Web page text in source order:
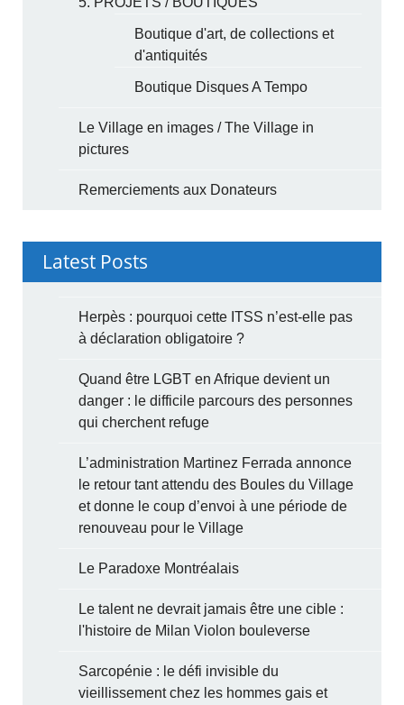
Boutique d'art, de collections et
d'antiquités
Boutique Disques A Tempo
Le Village en images / The Village in
pictures
Remerciements aux Donateurs
Latest Posts
Herpès : pourquoi cette ITSS n’est-elle pas
à déclaration obligatoire ?
Quand être LGBT en Afrique devient un
danger : le difficile parcours des personnes
qui cherchent refuge
L’administration Martinez Ferrada annonce
le retour tant attendu des Boules du Village
et donne le coup d’envoi à une période de
renouveau pour le Village
Le Paradoxe Montréalais
Le talent ne devrait jamais être une cible :
l'histoire de Milan Violon bouleverse
Sarcopénie : le défi invisible du
vieillissement chez les hommes gais et